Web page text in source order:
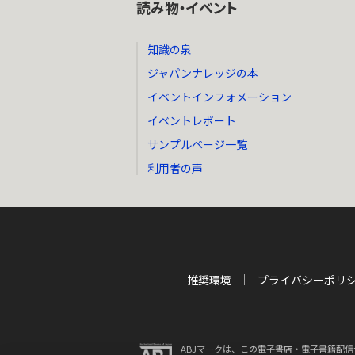
読み物・イベント
知識の泉
ジャパンナレッジの本
イベントインフォメーション
イベントレポート
サンプルページ一覧
利用者の声
推奨環境 プライバシーポリ
ABJマークは、この電子書店・電子書籍配